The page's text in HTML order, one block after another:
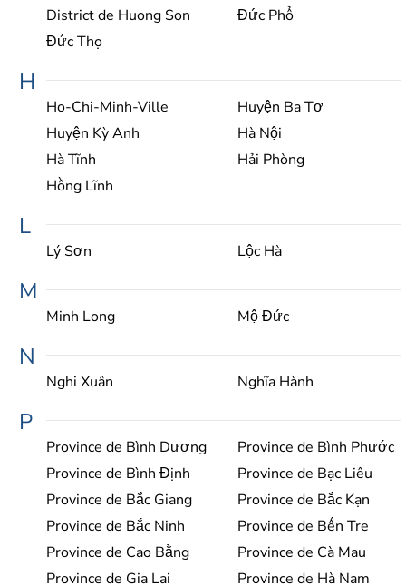
District de Huong Son
Đức Phổ
Đức Thọ
H
Ho-Chi-Minh-Ville
Huyện Ba Tơ
Huyện Kỳ Anh
Hà Nội
Hà Tĩnh
Hải Phòng
Hồng Lĩnh
L
Lý Sơn Lộc Hà
M
Minh Long Mộ Đức
N
Nghi Xuân Nghĩa Hành
P
Province de Bình Dương
Province de Bình Phước
Province de Bình Định
Province de Bạc Liêu
Province de Bắc Giang
Province de Bắc Kạn
Province de Bắc Ninh
Province de Bến Tre
Province de Cao Bằng
Province de Cà Mau
Province de Gia Lai
Province de Hà Nam